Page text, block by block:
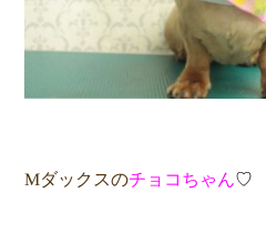
Mダックスのチョコちゃん♡